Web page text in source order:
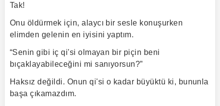
Tak!
Onu öldürmek için, alaycı bir sesle konuşurken
elimden gelenin en iyisini yaptım.
“Senin gibi iç qi'si olmayan bir piçin beni
bıçaklayabileceğini mi sanıyorsun?”
Haksız değildi. Onun qi'si o kadar büyüktü ki, bununla
başa çıkamazdım.